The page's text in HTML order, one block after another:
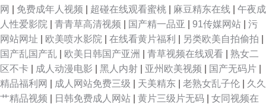
网
免费成年人视频 超碰在线观看蜜桃 麻豆精东在线
午夜成
人性爱影院
青青草高清视频 国产精一品亚 91传媒网站
污
网站网址
欧美喷水影院 在线看黄片福利 另类欧美自拍偷拍
国产乱国产乱
欧美日韩国产亚洲 青草视频在线观看
熟女二
区不卡
成人动漫电影 黑人内射 亚州欧美视频 国产无码片
精品福利网
成人网站免费三级 天美精东 老熟女乱子伦
久久
艹精品视频
日韩免费成人网站 黄片三级片无码 女同视频在